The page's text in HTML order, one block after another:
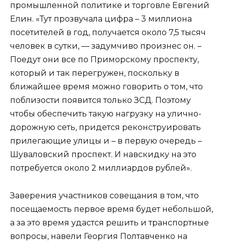
промышленной политике и торговле Евгений
Елин. «Тут прозвучала цифра – 3 миллиона
посетителей в год, получается около 7,5 тысяч
человек в сутки, — задумчиво произнес он. –
Поедут они все по Приморскому проспекту,
который и так перегружен, поскольку в
ближайшее время можно говорить о том, что
поблизости появится только ЗСД. Поэтому
чтобы обеспечить такую нагрузку на улично-
дорожную сеть, придется реконструировать
прилегающие улицы и – в первую очередь –
Шуваловский проспект. И навскидку на это
потребуется около 2 миллиардов рублей».
Заверения участников совещания в том, что
посещаемость первое время будет небольшой,
а за это время удастся решить и транспортные
вопросы, навели Георгия Полтавченко на